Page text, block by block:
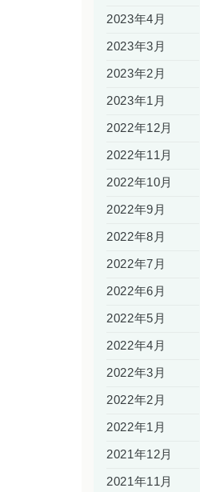
2023年4月
2023年3月
2023年2月
2023年1月
2022年12月
2022年11月
2022年10月
2022年9月
2022年8月
2022年7月
2022年6月
2022年5月
2022年4月
2022年3月
2022年2月
2022年1月
2021年12月
2021年11月